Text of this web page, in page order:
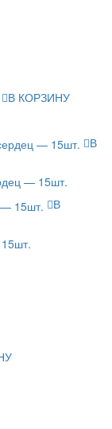
В КОРЗИНУ
В
— 15шт.
В